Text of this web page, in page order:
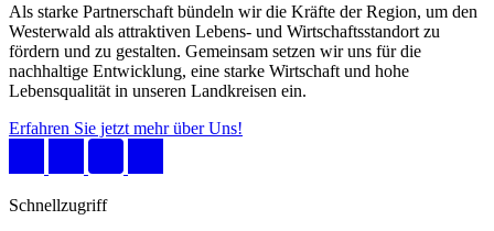
Als starke Partnerschaft bündeln wir die Kräfte der Region, um den
Westerwald als attraktiven Lebens- und Wirtschaftsstandort zu
fördern und zu gestalten. Gemeinsam setzen wir uns für die
nachhaltige Entwicklung, eine starke Wirtschaft und hohe
Lebensqualität in unseren Landkreisen ein.
Erfahren Sie jetzt mehr über Uns!
Schnellzugriff